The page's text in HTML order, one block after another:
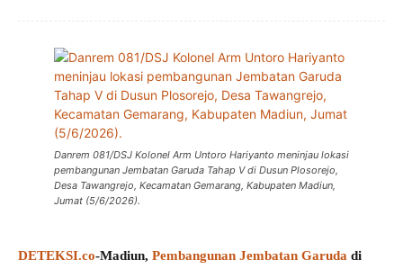
Danrem 081/DSJ Kolonel Arm Untoro Hariyanto meninjau lokasi
pembangunan Jembatan Garuda Tahap V di Dusun Plosorejo,
Desa Tawangrejo, Kecamatan Gemarang, Kabupaten Madiun,
Jumat (5/6/2026).
DETEKSI.co-Madiun, Pembangunan Jembatan Garuda di